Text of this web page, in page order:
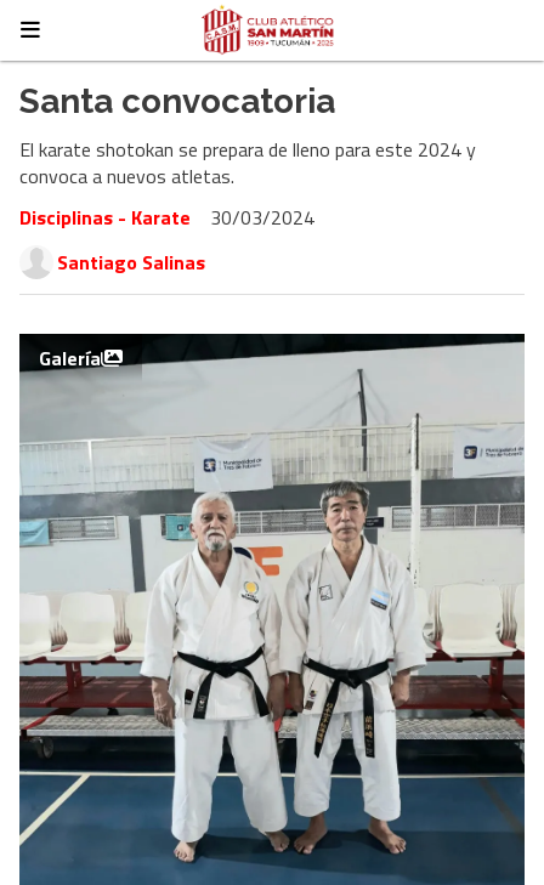
Santa convocatoria
El karate shotokan se prepara de lleno para este 2024 y
convoca a nuevos atletas.
Disciplinas - Karate
30/03/2024
Santiago Salinas
Galería